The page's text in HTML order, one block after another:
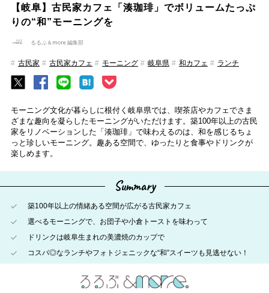
【岐阜】古民家カフェ「湊珈琲」でボリュームたっぷ
りの“和”モーニングを
るるぶ＆more.編集部
古民家 古民家カフェ モーニング 岐阜県 和カフェ ランチ
モーニング文化が暮らしに根付く岐阜県では、喫茶店やカフェでさま
ざまな趣向を凝らしたモーニングがいただけます。築100年以上の古民
家をリノベーションした「湊珈琲」で味わえるのは、和を感じるちょ
っと珍しいモーニング。趣ある空間で、ゆったりと食事やドリンクが
楽しめます。
Summary
築100年以上の情緒ある空間が広がる古民家カフェ
選べるモーニングで、お団子や小倉トーストを味わって
ドリンクは岐阜生まれの美濃焼のカップで
コスパ◎なランチやフォトジェニックな“和”スイーツも見逃せない！